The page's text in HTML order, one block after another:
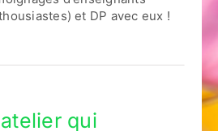
et DP avec eux !
qui